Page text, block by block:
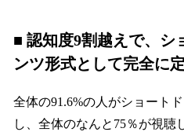
■ 認知度9割越えで、シ
ンツ形式として完全に定
全体の91.6%の人がショート
し、全体のなんと75％が視聴